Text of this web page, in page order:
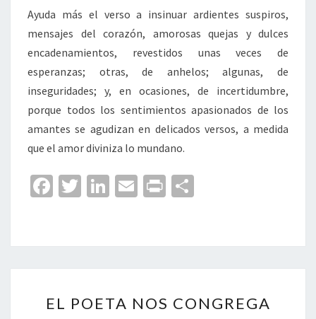
Ayuda más el verso a insinuar ardientes suspiros,
mensajes del corazón, amorosas quejas y dulces
encadenamientos, revestidos unas veces de
esperanzas; otras, de anhelos; algunas, de
inseguridades; y, en ocasiones, de incertidumbre,
porque todos los sentimientos apasionados de los
amantes se agudizan en delicados versos, a medida
que el amor diviniza lo mundano.
Fa
o
o
k
T
er
Li
dI
n
E
l
Pr
p
ar
tir
POETA
EL POETA NOS CONGREGA